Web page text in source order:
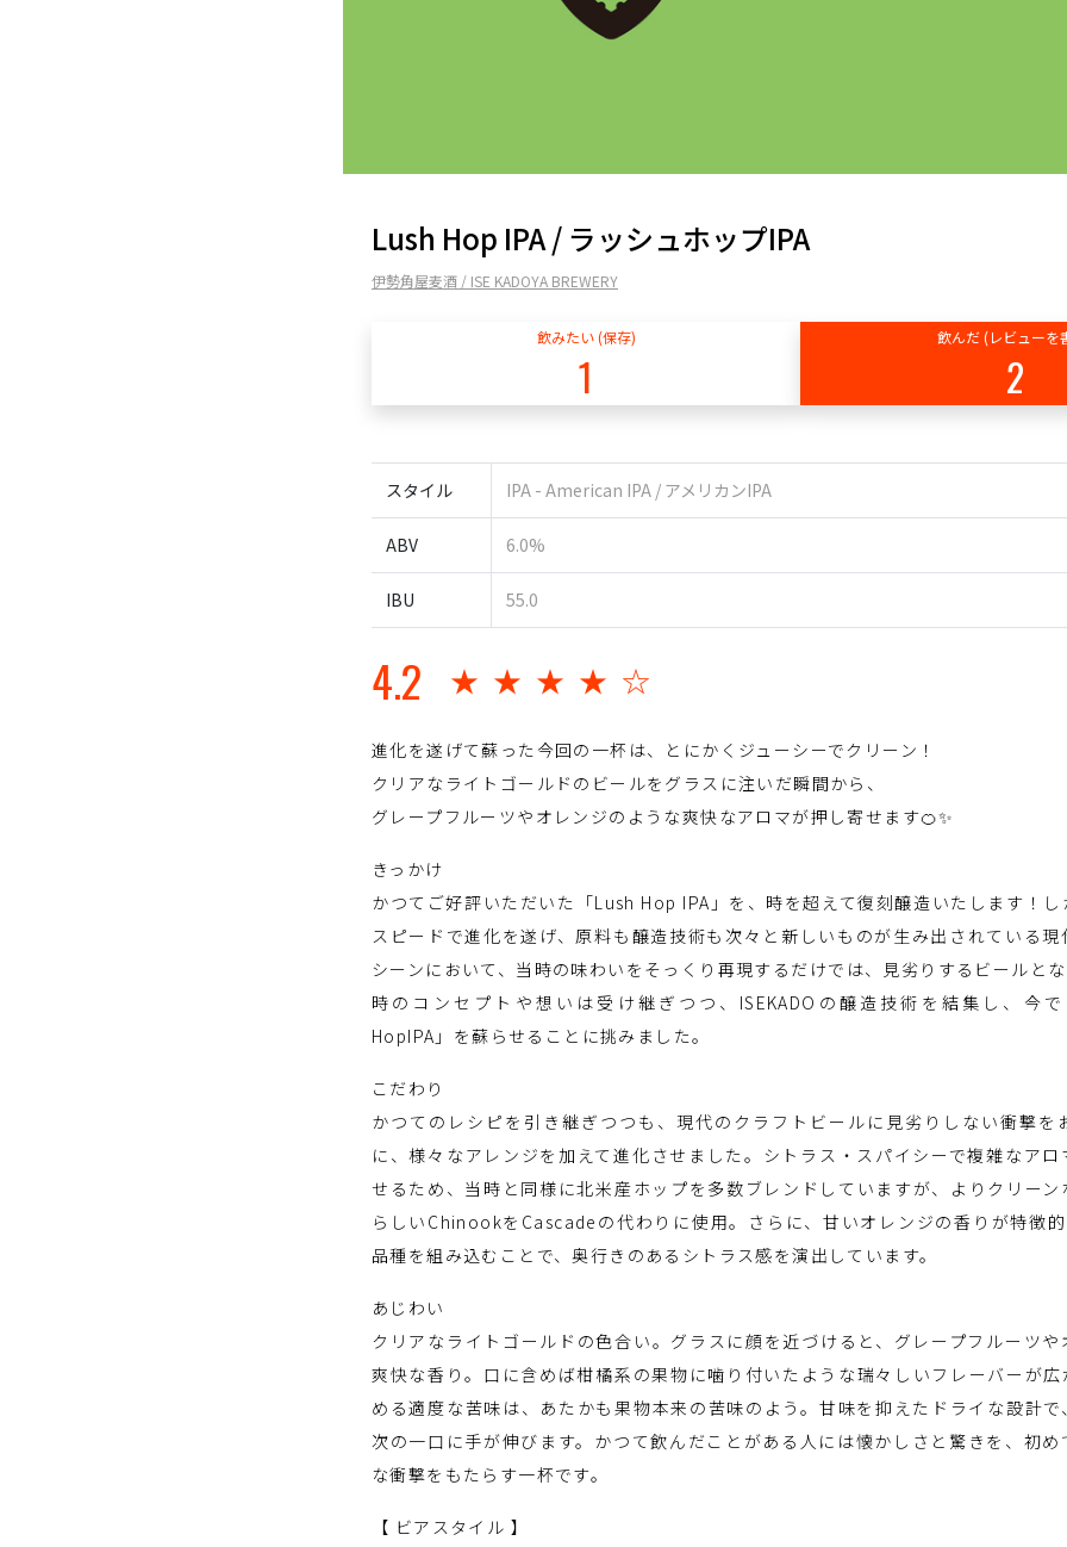
Lush Hop IPA / ラッシュホップIPA
伊勢角屋麦酒 / ISE KADOYA BREWERY
飲みたい (保存)
1
飲んだ (レビューを
2
スタイル IPA - American IPA / アメリカンIPA
ABV 6.0%
IBU 55.0
4.2 ★★★★☆
進化を遂げて蘇った今回の一杯は、とにかくジューシーでクリーン！
クリアなライトゴールドのビールをグラスに注いだ瞬間から、
グレープフルーツやオレンジのような爽快なアロマが押し寄せます🍊✨
きっかけ
かつてご好評いただいた「Lush Hop IPA」を、時を超えて復刻醸造いたします！
スピードで進化を遂げ、原料も醸造技術も次々と新しいものが生み出されている
シーンにおいて、当時の味わいをそっくり再現するだけでは、見劣りするビールと
時のコンセプトや想いは受け継ぎつつ、ISEKADOの醸造技術を結集し、今
HopIPA」を蘇らせることに挑みました。
こだわり
かつてのレシピを引き継ぎつつも、現代のクラフトビールに見劣りしない衝撃を
に、様々なアレンジを加えて進化させました。シトラス・スパイシーで複雑なア
せるため、当時と同様に北米産ホップを多数ブレンドしていますが、よりクリー
らしいChinookをCascadeの代わりに使用。さらに、甘いオレンジの香りが特徴
品種を組み込むことで、奥行きのあるシトラス感を演出しています。
あじわい
クリアなライトゴールドの色合い。グラスに顔を近づけると、グレープフルーツ
爽快な香り。口に含めば柑橘系の果物に噛り付いたような瑞々しいフレーバーが
める適度な苦味は、あたかも果物本来の苦味のよう。甘味を抑えたドライな設計
次の一口に手が伸びます。かつて飲んだことがある人には懐かしさと驚きを、初
な衝撃をもたらす一杯です。
【 ビアスタイル 】